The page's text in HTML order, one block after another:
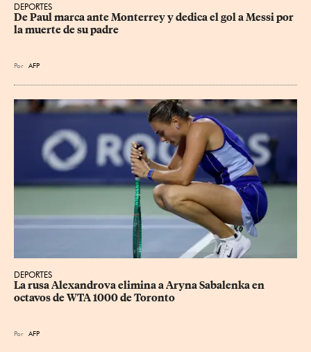
DEPORTES
De Paul marca ante Monterrey y dedica el gol a Messi por
la muerte de su padre
Por AFP
DEPORTES
La rusa Alexandrova elimina a Aryna Sabalenka en
octavos de WTA 1000 de Toronto
Por AFP